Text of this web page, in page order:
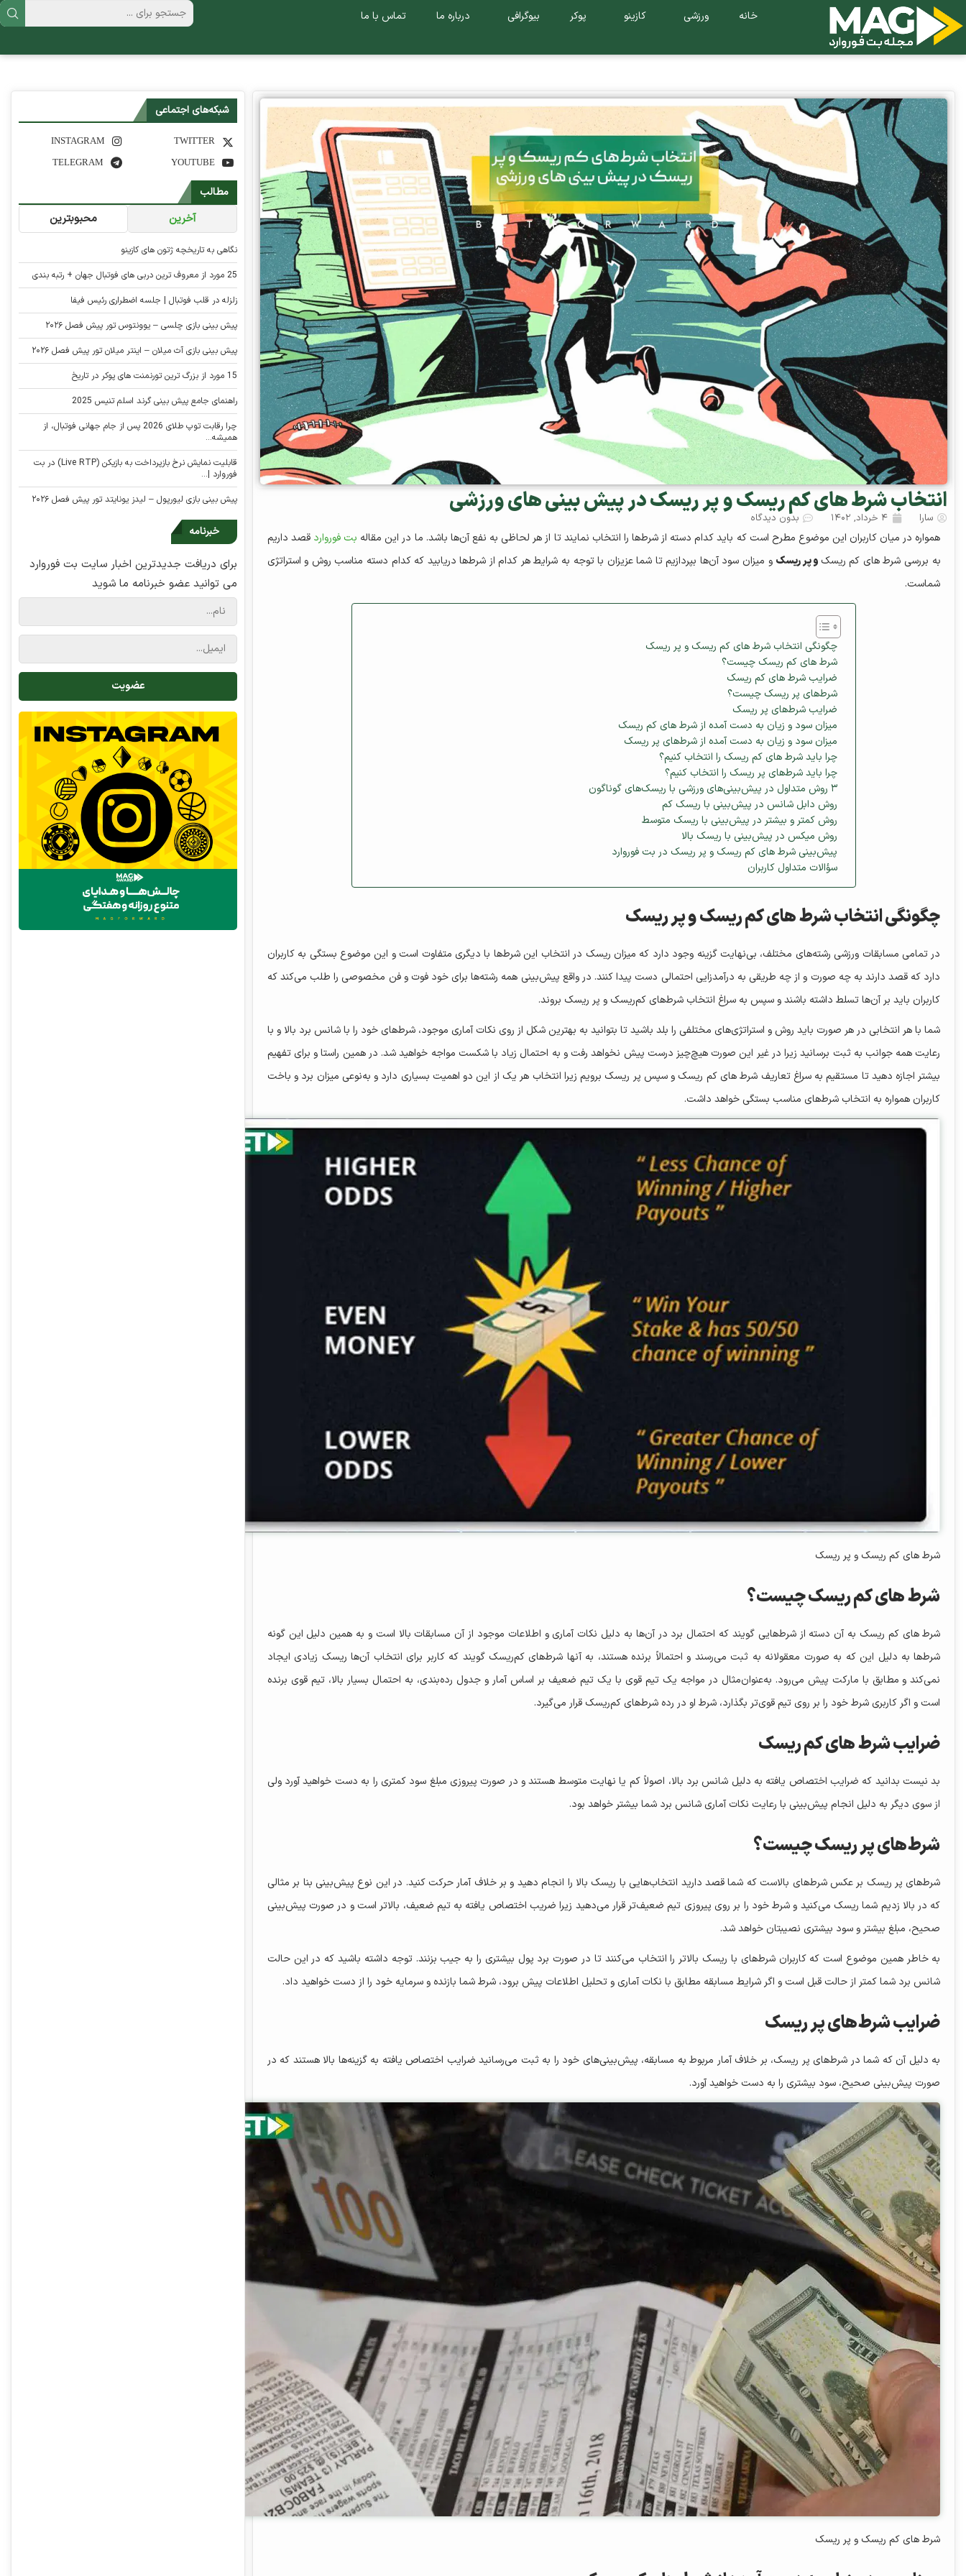
خانه ورزشی کازینو پوکر بیوگرافی درباره ما تماس با ما
انتخاب شرط‌ های کم ریسک و پر ریسک در پیش بینی های ورزشی
سارا ۴ خرداد, ۱۴۰۲ بدون دیدگاه
همواره در میان کاربران این موضوع مطرح است که باید کدام دسته از شرط‌ها را انتخاب نمایند تا از هر لحاظی به نفع آن‌ها باشد. ما در این مقاله بت فوروارد قصد داریم
به بررسی شرط‌ های کم ریسک و پر ریسک و میزان سود آن‌ها بپردازیم تا شما عزیزان با توجه به شرایط هر کدام از شرط‌ها دریابید که کدام دسته مناسب روش و استراتژی
شماست.
چگونگی انتخاب شرط‌ های کم ریسک و پر ریسک
شرط‌ های کم ریسک چیست؟
ضرایب شرط‌ های کم ریسک
شرط‌های پر ریسک چیست؟
ضرایب شرط‌های پر ریسک
میزان سود و زیان به دست آمده از شرط‌ های کم ریسک
میزان سود و زیان به دست آمده از شرط‌های پر ریسک
چرا باید شرط‌ های کم ریسک را انتخاب کنیم؟
چرا باید شرط‌های پر ریسک را انتخاب کنیم؟
۳ روش متداول در پیش‌بینی‌های ورزشی با ریسک‌های گوناگون
روش دابل شانس در پیش‌بینی با ریسک کم
روش کمتر و بیشتر در پیش‌بینی با ریسک متوسط
روش میکس در پیش‌بینی با ریسک بالا
پیش‌بینی شرط‌ های کم ریسک و پر ریسک در بت فوروارد
سؤالات متداول کاربران
چگونگی انتخاب شرط‌ های کم ریسک و پر ریسک
در تمامی مسابقات ورزشی رشته‌های مختلف، بی‌نهایت گزینه وجود دارد که میزان ریسک در انتخاب این شرط‌ها با دیگری متفاوت است و این موضوع بستگی به کاربران
دارد که قصد دارند به چه صورت و از چه طریقی به درآمدزایی احتمالی دست پیدا کنند. در واقع پیش‌بینی همه رشته‌ها برای خود فوت و فن مخصوصی را طلب می‌کند که
کاربران باید بر آن‌ها تسلط داشته باشند و سپس به سراغ انتخاب شرط‌های کم‌ریسک و پر ریسک بروند.
شما با هر انتخابی در هر صورت باید روش و استراتژی‌های مختلفی را بلد باشید تا بتوانید به بهترین شکل از روی نکات آماری موجود، شرط‌های خود را با شانس برد بالا و با
رعایت همه جوانب به ثبت برسانید زیرا در غیر این صورت هیچ‌چیز درست پیش نخواهد رفت و به احتمال زیاد با شکست مواجه خواهید شد. در همین راستا و برای تفهیم
بیشتر اجازه دهید تا مستقیم به سراغ تعاریف شرط‌ های کم ریسک و سپس پر ریسک برویم زیرا انتخاب هر یک از این دو اهمیت بسیاری دارد و به‌نوعی میزان برد و باخت
کاربران همواره به انتخاب شرط‌های مناسب بستگی خواهد داشت.
شرط‌ های کم ریسک و پر ریسک
شرط‌ های کم ریسک چیست؟
شرط‌ های کم ریسک به آن دسته از شرط‌هایی گویند که احتمال برد در آن‌ها به دلیل نکات آماری و اطلاعات موجود از آن مسابقات بالا است و به همین دلیل این گونه
شرط‌ها به دلیل این که به صورت معقولانه به ثبت می‌رسند و احتمالاً برنده هستند، به آنها شرط‌های کم‌ریسک گویند که کاربر برای انتخاب آن‌ها ریسک زیادی ایجاد
نمی‌کند و مطابق با مارکت پیش می‌رود. به‌عنوان‌مثال در مواجه یک تیم قوی با یک تیم ضعیف بر اساس آمار و جدول رده‌بندی، به احتمال بسیار بالا، تیم قوی برنده
است و اگر کاربری شرط خود را بر روی تیم قوی‌تر بگذارد، شرط او در رده شرط‌های کم‌ریسک قرار می‌گیرد.
ضرایب شرط‌ های کم ریسک
بد نیست بدانید که ضرایب اختصاص یافته به دلیل شانس برد بالا، اصولاً کم یا نهایت متوسط هستند و در صورت پیروزی مبلغ سود کمتری را به دست خواهید آورد ولی
از سوی دیگر به دلیل انجام پیش‌بینی با رعایت نکات آماری شانس برد شما بیشتر خواهد بود.
شرط‌های پر ریسک چیست؟
شرط‌های پر ریسک بر عکس شرط‌های بالاست که شما قصد دارید انتخاب‌هایی با ریسک بالا را انجام دهید و بر خلاف آمار حرکت کنید. در این نوع پیش‌بینی بنا بر مثالی
که در بالا زدیم شما ریسک می‌کنید و شرط خود را بر روی پیروزی تیم ضعیف‌تر قرار می‌دهید زیرا ضریب اختصاص یافته به تیم ضعیف، بالاتر است و در صورت پیش‌بینی
صحیح، مبلغ بیشتر و سود بیشتری نصیبتان خواهد شد.
به خاطر همین موضوع است که کاربران شرط‌های با ریسک بالاتر را انتخاب می‌کنند تا در صورت برد پول بیشتری را به جیب بزنند. توجه داشته باشید که در این حالت
شانس برد شما کمتر از حالت قبل است و اگر شرایط مسابقه مطابق با نکات آماری و تحلیل اطلاعات پیش برود، شرط شما بازنده و سرمایه خود را از دست خواهید داد.
ضرایب شرط‌های پر ریسک
به دلیل آن که شما در شرط‌های پر ریسک، بر خلاف آمار مربوط به مسابقه، پیش‌بینی‌های خود را به ثبت می‌رسانید ضرایب اختصاص یافته به گزینه‌ها بالا هستند که در
صورت پیش‌بینی صحیح، سود بیشتری را به دست خواهید آورد.
شرط‌ های کم ریسک و پر ریسک
شبکه‌های اجتماعی
TWITTER
INSTAGRAM
YOUTUBE
TELEGRAM
مطالب
آخرین محبوبترین
نگاهی به تاریخچه ژتون های کازینو
25 مورد از معروف ترین دربی های فوتبال جهان + رتبه بندی
زلزله در قلب فوتبال | جلسه اضطراری رئیس فیفا
پیش بینی بازی چلسی – یوونتوس تور پیش فصل ۲۰۲۶
پیش بینی بازی آث میلان – اینتر میلان تور پیش فصل ۲۰۲۶
15 مورد از بزرگ ترین تورنمنت های پوکر در تاریخ
راهنمای جامع پیش بینی گرند اسلم تنیس 2025
چرا رقابت توپ طلای 2026 پس از جام جهانی فوتبال، از
همیشه...
قابلیت نمایش نرخ بازپرداخت به بازیکن (Live RTP) در بت
فوروارد |...
پیش بینی بازی لیورپول – لیدز یونایتد تور پیش فصل ۲۰۲۶
خبرنامه
برای دریافت جدیدترین اخبار سایت بت فوروارد
می توانید عضو خبرنامه ما شوید